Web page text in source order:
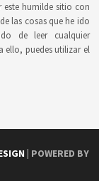
este humilde sitio con
las cosas que he ido
de leer cualquier
ello, puedes utilizar el
| POWERED BY